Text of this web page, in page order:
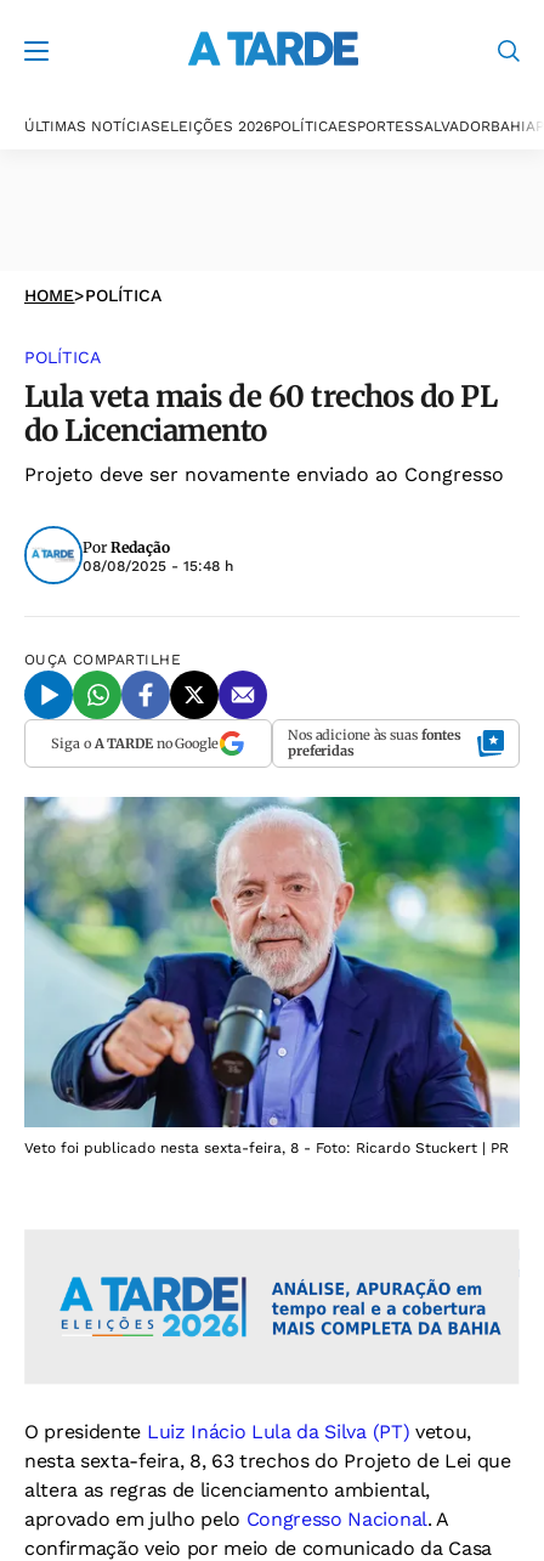
ÚLTIMAS NOTÍCIASELEIÇÕES 2026POLÍTICAESPORTESSALVADORBAHIA
HOME>POLÍTICA
POLÍTICA
Lula veta mais de 60 trechos do PL
do Licenciamento
Projeto deve ser novamente enviado ao Congresso
Por Redação
08/08/2025 - 15:48 h
OUÇA COMPARTILHE
Siga o A TARDEno Google Nos adicione às suas fontes
preferidas
Veto foi publicado nesta sexta-feira, 8 - Foto: Ricardo Stuckert | PR
O presidente Luiz Inácio Lula da Silva (PT) vetou,
nesta sexta-feira, 8, 63 trechos do Projeto de Lei que
altera as regras de licenciamento ambiental,
aprovado em julho pelo Congresso Nacional. A
confirmação veio por meio de comunicado da Casa